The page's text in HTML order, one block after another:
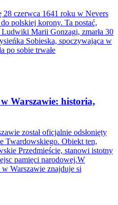
28 czerwca 1641 roku w Nevers
polskiej korony. Ta postać,
Marii Gonzagi, zmarła 30
Sobieska, spoczywająca w
po sobie trwałe
Warszawie: historia,
został oficjalnie odsłonięty
Twardowskiego. Obiekt ten,
Przedmieście, stanowi istotny
pamięci narodowej.W
w Warszawie znajduje si